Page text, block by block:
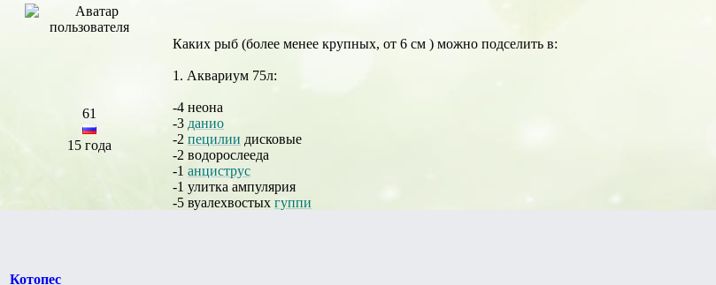
61
15 года
Каких рыб (более менее крупных, от 6 см ) можно подселить в:
1. Аквариум 75л:
-4 неона
-3 данио
-2 пецилии дисковые
-2 водорослееда
-1 анциструс
-1 улитка ампулярия
-5 вуалехвостых гуппи
Котопес